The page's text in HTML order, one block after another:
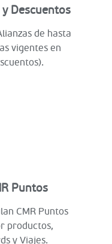
Descuentos
de hasta
vigentes en
Puntos
CMR Puntos
productos,
y Viajes.